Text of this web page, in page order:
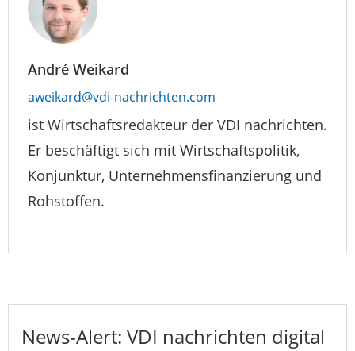
André Weikard
aweikard@vdi-nachrichten.com
ist Wirtschaftsredakteur der VDI nachrichten.
Er beschäftigt sich mit Wirtschaftspolitik,
Konjunktur, Unternehmensfinanzierung und
Rohstoffen.
News-Alert: VDI nachrichten digital